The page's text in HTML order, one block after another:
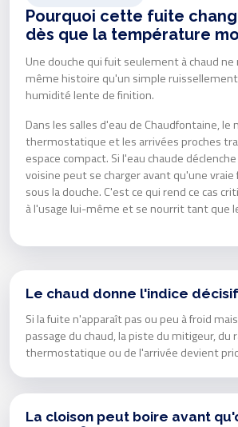
Pourquoi cette fuite
dès que la température
Une douche qui fuit seulement à chaud ne
même histoire qu'un simple
humidité lente de finition.
Dans les salles d'eau de Chaudfontaine, le
thermostatique et les arrivées proches
espace compact. Si l'eau chaude
voisine peut se charger avant qu'une
sous la douche. C'est ce qui rend ce cas
à l'usage lui-même et se nourrit tant que
Le chaud donne l'indice décisif
Si la fuite n'apparaît pas ou peu à froid
passage du chaud, la piste du mitigeur, du
thermostatique ou de l'arrivée devient
La cloison peut boire avant